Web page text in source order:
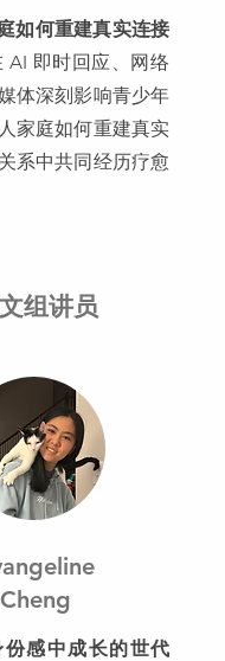
如何重建真实连接
AI 即时回应、网络
体深刻影响青少年
家庭如何重建真实
系中共同经历疗愈
组讲员
Cheng
感中成长的世代